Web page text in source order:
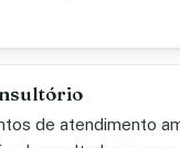
de atendimento